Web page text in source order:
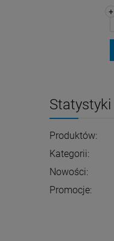
+
Statystyki
Produktów:
Kategorii:
Nowości:
Promocje: